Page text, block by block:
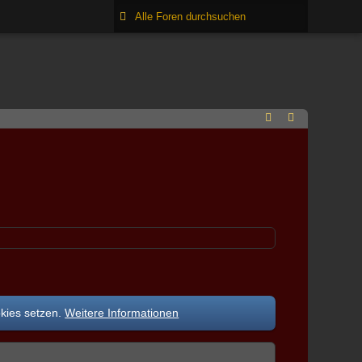
setzen.Weitere Informationen